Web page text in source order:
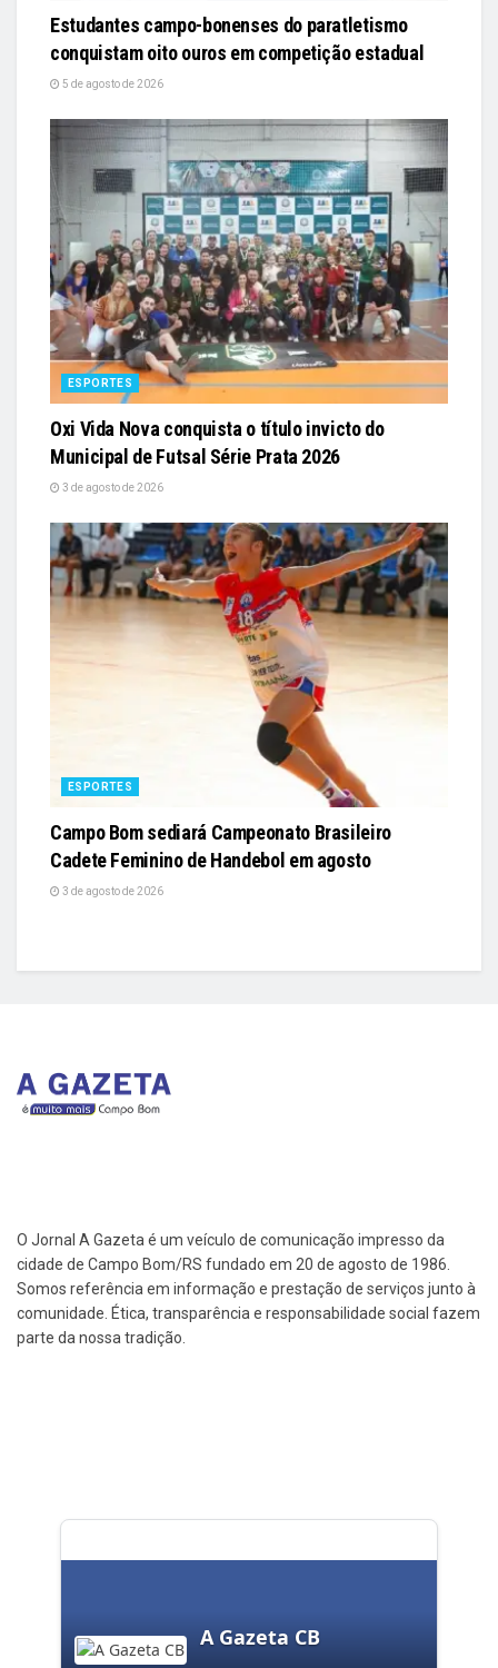
Estudantes campo-bonenses do paratletismo
conquistam oito ouros em competição estadual
5 de agosto de 2026
ESPORTES
Oxi Vida Nova conquista o título invicto do
Municipal de Futsal Série Prata 2026
3 de agosto de 2026
ESPORTES
Campo Bom sediará Campeonato Brasileiro
Cadete Feminino de Handebol em agosto
3 de agosto de 2026
O Jornal A Gazeta é um veículo de comunicação impresso da
cidade de Campo Bom/RS fundado em 20 de agosto de 1986.
Somos referência em informação e prestação de serviços junto à
comunidade. Ética, transparência e responsabilidade social fazem
parte da nossa tradição.
A Gazeta CB